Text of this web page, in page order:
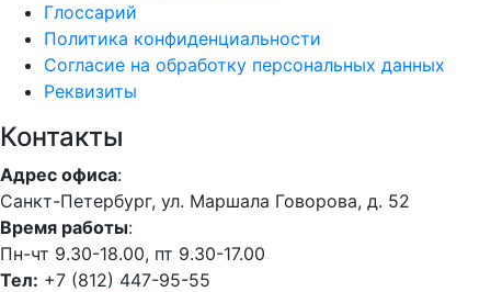
Глоссарий
Политика конфиденциальности
Согласие на обработку персональных данных
Реквизиты
Контакты
Адрес офиса:
Санкт-Петербург, ул. Маршала Говорова, д. 52
Время работы:
Пн-чт 9.30-18.00, пт 9.30-17.00
Тел: +7 (812) 447-95-55